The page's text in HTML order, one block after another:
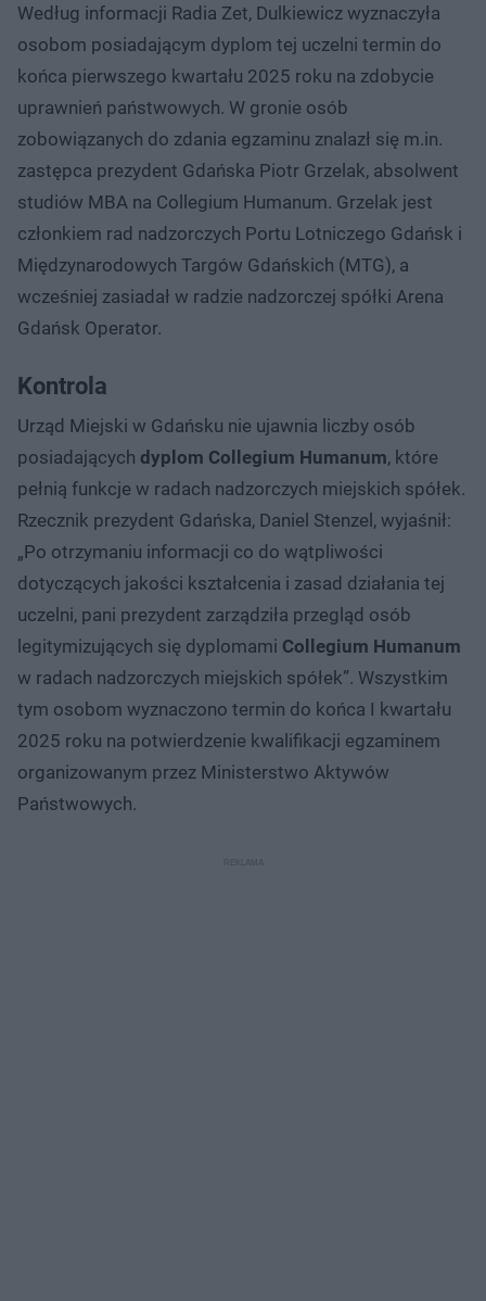
Według informacji Radia Zet, Dulkiewicz wyznaczyła
osobom posiadającym dyplom tej uczelni termin do
końca pierwszego kwartału 2025 roku na zdobycie
uprawnień państwowych. W gronie osób
zobowiązanych do zdania egzaminu znalazł się m.in.
zastępca prezydent Gdańska Piotr Grzelak, absolwent
studiów MBA na Collegium Humanum. Grzelak jest
członkiem rad nadzorczych Portu Lotniczego Gdańsk i
Międzynarodowych Targów Gdańskich (MTG), a
wcześniej zasiadał w radzie nadzorczej spółki Arena
Gdańsk Operator.
Kontrola
Urząd Miejski w Gdańsku nie ujawnia liczby osób
posiadających dyplom Collegium Humanum, które
pełnią funkcje w radach nadzorczych miejskich spółek.
Rzecznik prezydent Gdańska, Daniel Stenzel, wyjaśnił:
„Po otrzymaniu informacji co do wątpliwości
dotyczących jakości kształcenia i zasad działania tej
uczelni, pani prezydent zarządziła przegląd osób
legitymizujących się dyplomami Collegium Humanum
w radach nadzorczych miejskich spółek”. Wszystkim
tym osobom wyznaczono termin do końca I kwartału
2025 roku na potwierdzenie kwalifikacji egzaminem
organizowanym przez Ministerstwo Aktywów
Państwowych.